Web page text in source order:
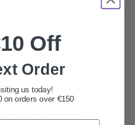
Off
Order
us today!
on orders over €150